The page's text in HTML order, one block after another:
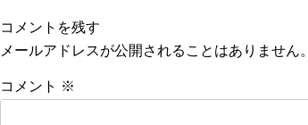
ナ
ゲ
コメントを残す
メールアドレスが公開されることはありません。
コメント ※